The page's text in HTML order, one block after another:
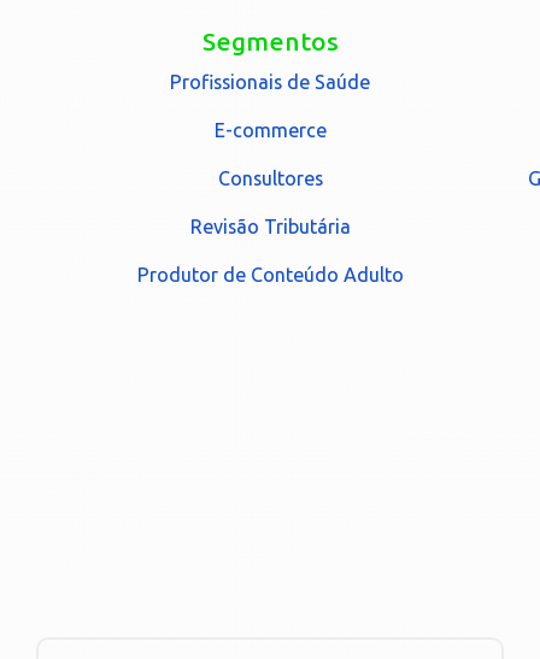
Segmentos
Profissionais de Saúde
E-commerce
Consultores
Revisão Tributária
Produtor de Conteúdo Adulto